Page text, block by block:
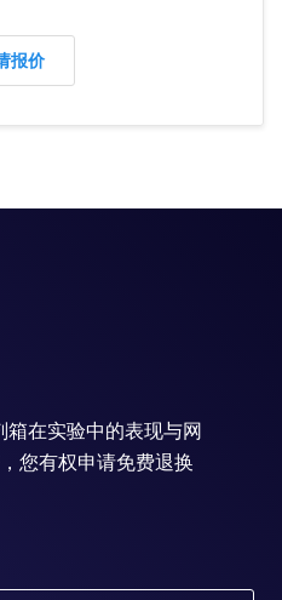
报价
在实验中的表现与网
您有权申请免费退换